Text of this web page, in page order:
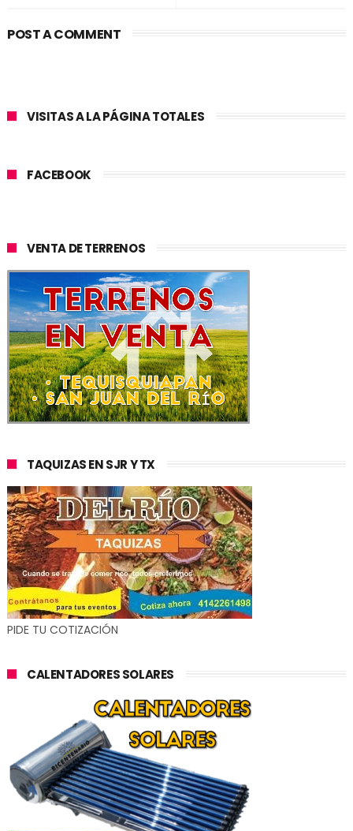
POST A COMMENT
VISITAS A LA PÁGINA TOTALES
FACEBOOK
VENTA DE TERRENOS
TAQUIZAS EN SJR Y TX
PIDE TU COTIZACIÓN
CALENTADORES SOLARES